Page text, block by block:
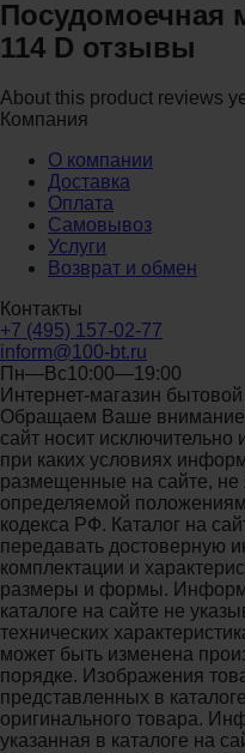
Посудомоечная
114 D отзывы
About this product reviews
Компания
О компании
Доставка
Оплата
Самовывоз
Услуги
Возврат и обмен
Контакты
+7 (495) 157-02-77
inform@100-bt.ru
Пн—Вс10:00—19:00
Интернет-магазин
Обращаем Ваше внимание
сайт носит
при каких условиях
размещенные на сайте, не
определяемой
кодекса РФ. Каталог на
передавать достоверную
комплектации и
размеры и формы.
каталоге на сайте не
технических
может быть изменена
порядке. Изображения
представленных в
оригинального товара.
указанная в каталоге на